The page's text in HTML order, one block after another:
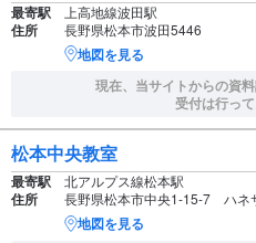
最寄駅 上高地線波田駅
住所 長野県松本市波田5446
地図を見る
現在、当サイトからの資
受付は行っ
松本中央教室
最寄駅 北アルプス線松本駅
住所 長野県松本市中央1-15-7 ハネ
地図を見る